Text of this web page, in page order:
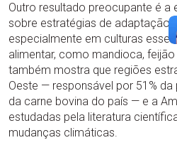
Outro resultado preocupante é
sobre estratégias de adaptação
especialmente em culturas
alimentar, como mandioca,
também mostra que regiões
Oeste — responsável por 51%
da carne bovina do país — e a
estudadas pela literatura
mudanças climáticas.